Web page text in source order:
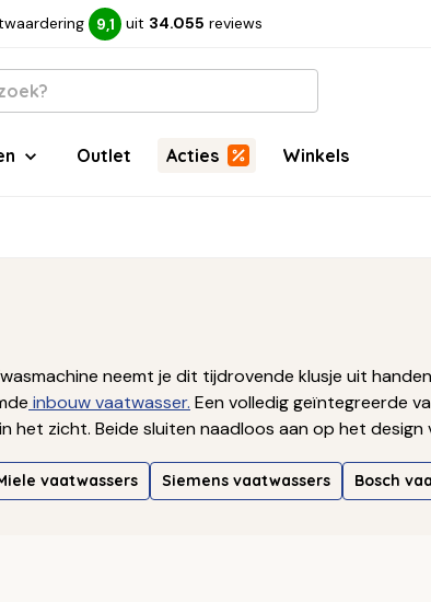
9,1 uit 34.055 reviews
Outlet Acties Winkels
neemt je dit tijdrovende klusje uit
inbouw vaatwasser. Een volledig geïntegreerde
zicht. Beide sluiten naadloos aan op het design
vaatwassers Siemens vaatwassers Bosch